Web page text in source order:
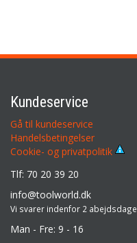
Kundeservice
Gå til kundeservice
Handelsbetingelser
Cookie- og privatpolitik
Tlf: 70 20 39 20
info@toolworld.dk
Vi svarer indenfor 2 abejdsdage
Man - Fre: 9 - 16